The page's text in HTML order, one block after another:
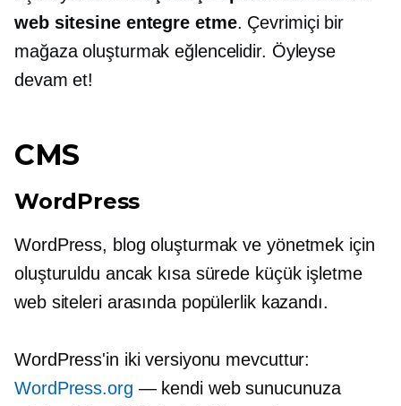
web sitesine entegre etme. Çevrimiçi bir
mağaza oluşturmak eğlencelidir. Öyleyse
devam et!
CMS
WordPress
WordPress, blog oluşturmak ve yönetmek için
oluşturuldu ancak kısa sürede küçük işletme
web siteleri arasında popülerlik kazandı.
WordPress'in iki versiyonu mevcuttur:
WordPress.org — kendi web sunucunuza